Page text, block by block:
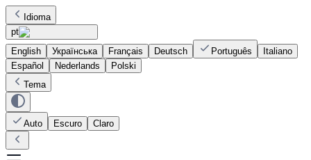
Idioma
pt
English
Українська Français Deutsch Português
Italiano
Español
Nederlands
Polski
Tema
Auto Escuro Claro